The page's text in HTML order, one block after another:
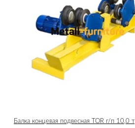
Балка концевая подвесная TOR г/п 10,0 т